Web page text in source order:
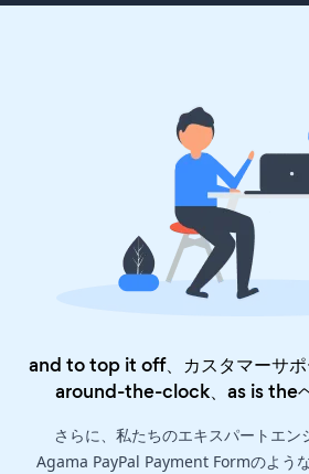
and to top it off、カスタマーサポ
around-the-clock、as is the
さらに、私たちのエキスパートエン
Agama PayPal Payment Formのよう